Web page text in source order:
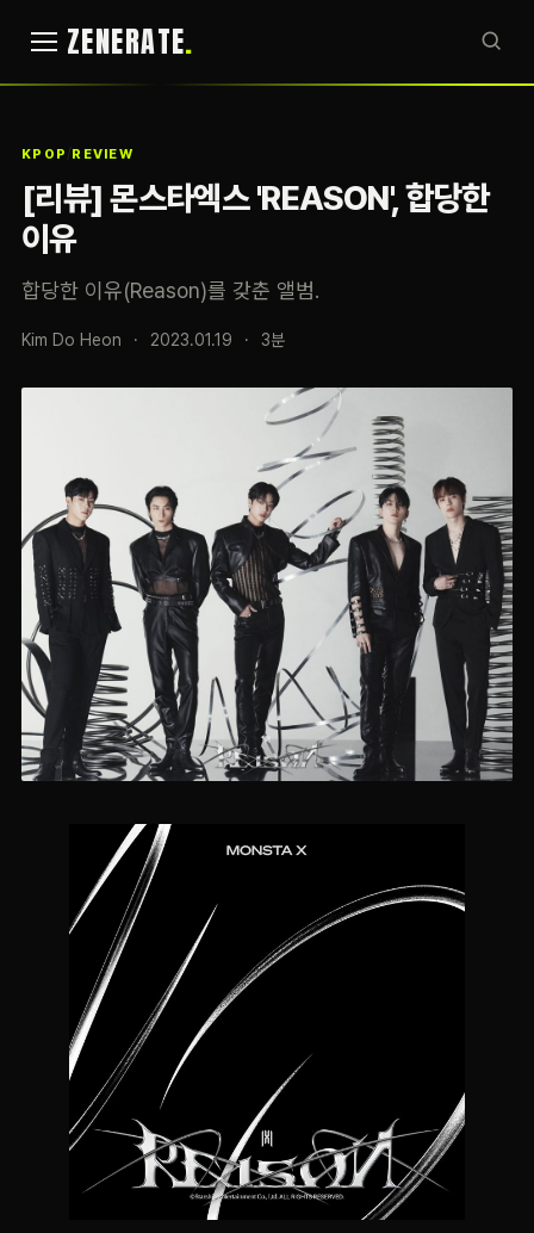
ZENERATE
KPOP /REVIEW
[리뷰] 몬스타엑스 'REASON', 합당한
이유
합당한 이유(Reason)를 갖춘 앨범.
Kim Do Heon · 2023.01.19 · 3분